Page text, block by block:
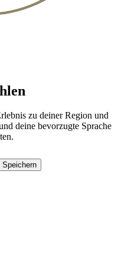
zu deiner Region und
deine bevorzugte Sprache
Speichern